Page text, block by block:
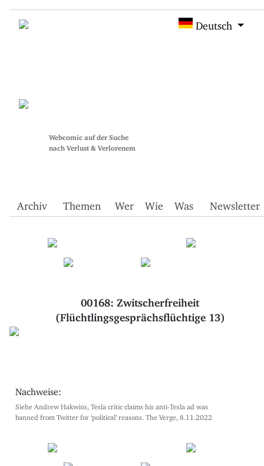
Webcomic auf der Suche
nach Verlust & Verlorenem
Deutsch
Archiv Themen Wer Wie Was Newsletter
00168: Zwitscherfreiheit
(Flüchtlingsgesprächsflüchtige 13)
Nachweise:
Siehe Andrew Hakwins, Tesla critic claims his anti-Tesla ad was
banned from Twitter for ‘political’ reasons. The Verge, 8.11.2022